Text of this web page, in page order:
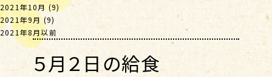
2021年10月 (9)
2021年9月 (9)
2021年8月以前
５月２日の給食